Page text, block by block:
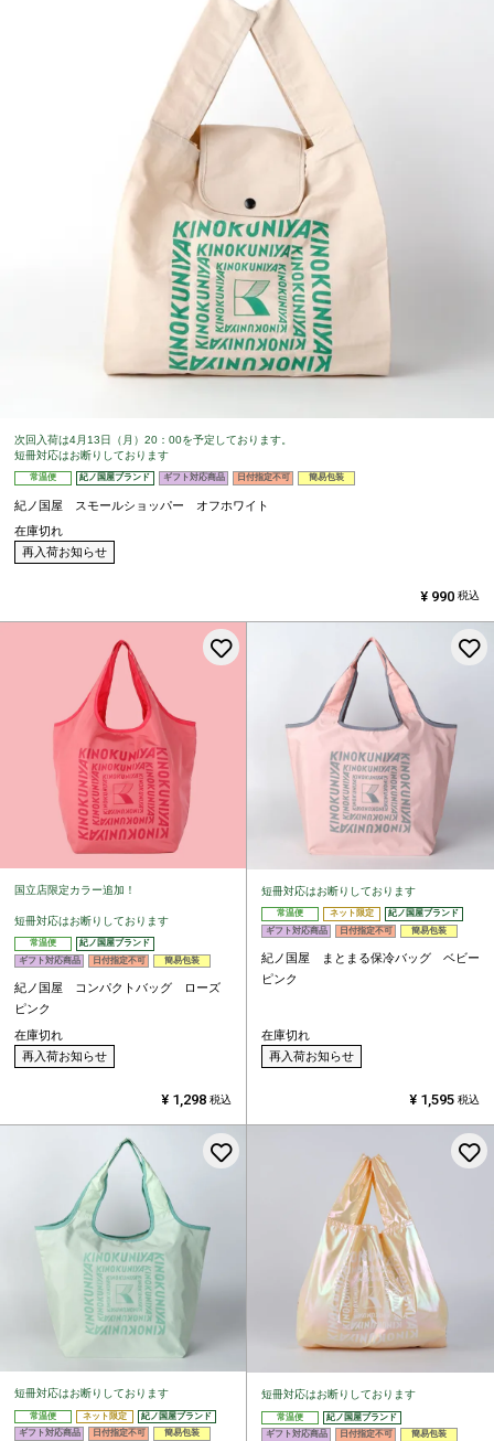
次回入荷は4月13日（月）20：00を予定しております。
短冊対応はお断りしております
常温便 紀ノ国屋ブランド ギフト対応商品 日付指定不可 簡易包装
紀ノ国屋 スモールショッパー オフホワイト
在庫切れ
再入荷お知らせ
¥ 990 税込
国立店限定カラー追加！
短冊対応はお断りしております
常温便
紀ノ国屋ブランド
ギフト対応商品
日付指定不可 簡易包装
紀ノ国屋 コンパクトバッグ ローズ
ピンク
在庫切れ
再入荷お知らせ
お気に入りに登録する
¥ 1,298 税込
短冊対応はお断りしております
常温便 ネット限定
紀ノ国屋ブランド
ギフト対応商品
日付指定不可 簡易包装
紀ノ国屋 まとまる保冷バッグ ベビー
ピンク
在庫切れ
再入荷お知らせ
¥ 1,595 税込
短冊対応はお断りしております
常温便 ネット限定
紀ノ国屋ブランド
ギフト対応商品
日付指定不可 簡易包装
短冊対応はお断りしております
常温便
紀ノ国屋ブランド
ギフト対応商品
日付指定不可 簡易包装